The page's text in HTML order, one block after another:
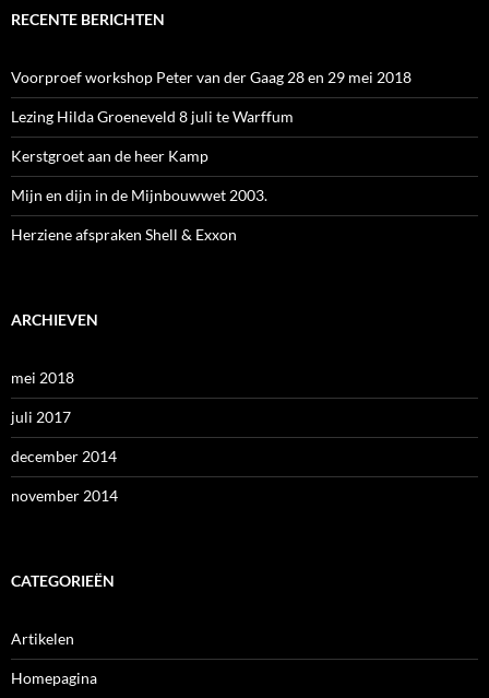
RECENTE BERICHTEN
Voorproef workshop Peter van der Gaag 28 en 29 mei 2018
Lezing Hilda Groeneveld 8 juli te Warffum
Kerstgroet aan de heer Kamp
Mijn en dijn in de Mijnbouwwet 2003.
Herziene afspraken Shell & Exxon
ARCHIEVEN
mei 2018
juli 2017
december 2014
november 2014
CATEGORIEËN
Artikelen
Homepagina